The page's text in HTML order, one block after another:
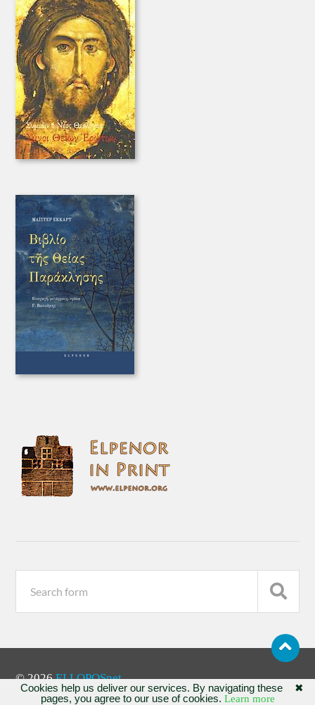
© 2026ELLOPOSnet
✖
Cookies help us deliver our services. By navigating these
pages, you agree to our use of cookies. Learn more